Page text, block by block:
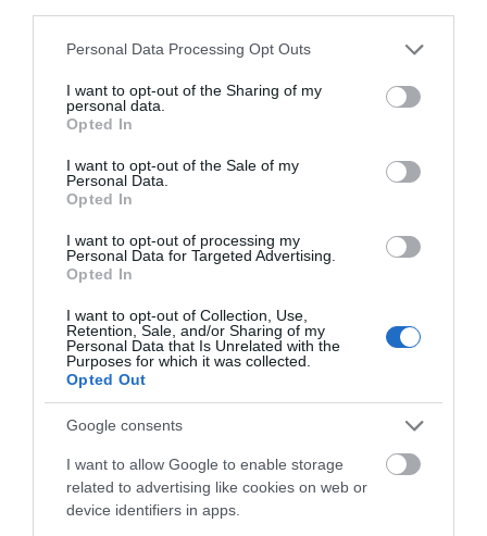
Please note that this website/app uses one or more Google
not limited to your visit or usage behaviour. You may click to
grant or deny consent to Google and its third-party tags to
use your data for below specified purposes in below Google
consent section.
Personal Data Processing Opt Outs
I want to opt-out of the Sharing of my
personal data.
Opted In
I want to opt-out of the Sale of my
Personal Data.
Opted In
I want to opt-out of processing my
Personal Data for Targeted Advertising.
Opted In
I want to opt-out of Collection, Use,
Retention, Sale, and/or Sharing of my
Personal Data that Is Unrelated with the
Purposes for which it was collected.
Opted Out
Google consents
I want to allow Google to enable storage
related to advertising like cookies on web or
device identifiers in apps.
Κόστη
Μεταβολή Χρόνου Εργασίας
Χρήση Base Calendars
Χρήση Resource Calendars
Χρονοπρογραμματισμός βασισμένος
σε Πόρους
Διαχείριση Φόρτου Πόρων
Εξετάζοντας το Πλάνο
Δημιουργία Φίλτρων
Ταξινόμηση Στόχων
Εξετάζοντας συγχρόνως περισσότερα
από ένα Έργα
Εκτύπωση στοιχείων του Έργου